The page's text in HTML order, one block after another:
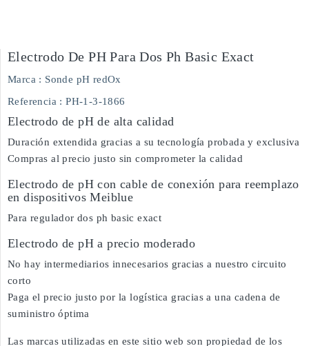
Electrodo De PH Para Dos Ph Basic Exact
Marca : Sonde pH redOx
Referencia : PH-1-3-1866
Electrodo de pH de alta calidad
Duración extendida gracias a su tecnología probada y exclusiva
Compras al precio justo sin comprometer la calidad
Electrodo de pH con cable de conexión para reemplazo
en dispositivos Meiblue
Para regulador dos ph basic exact
Electrodo de pH a precio moderado
No hay intermediarios innecesarios gracias a nuestro circuito
corto
Paga el precio justo por la logística gracias a una cadena de
suministro óptima
Las marcas utilizadas en este sitio web son propiedad de los